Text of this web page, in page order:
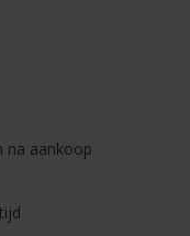
na aankoop